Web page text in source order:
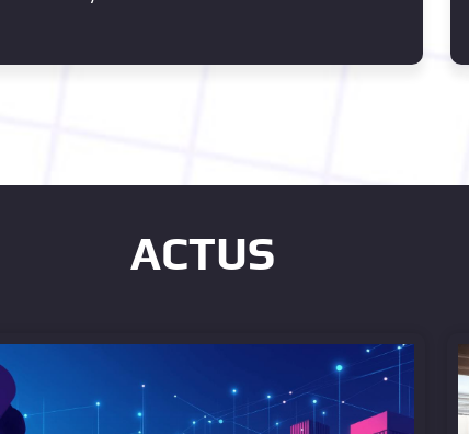
ACTUS